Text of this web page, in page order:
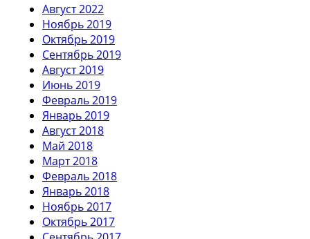
Август 2022
Ноябрь 2019
Октябрь 2019
Сентябрь 2019
Август 2019
Июнь 2019
Февраль 2019
Январь 2019
Август 2018
Май 2018
Март 2018
Февраль 2018
Январь 2018
Ноябрь 2017
Октябрь 2017